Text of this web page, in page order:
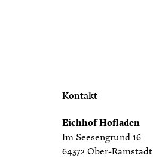
Kontakt
Eichhof Hofladen
Im Seesengrund 16
64372 Ober-Ramstadt